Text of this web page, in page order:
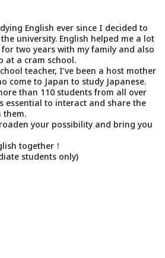
English ever since I decided to
university. English helped me a lot
two years with my family and also
at a cram school.
teacher, I’ve been a host mother
come to Japan to study Japanese.
than 110 students from all over
essential to interact and share the
them.
your possibility and bring you
together！
students only)